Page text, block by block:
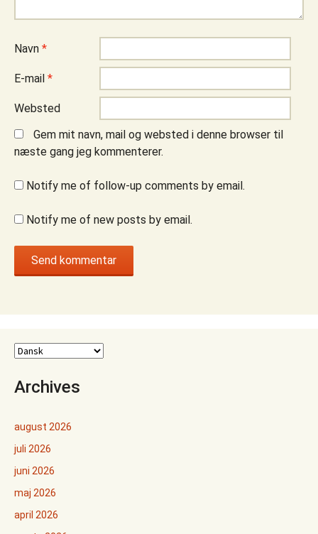
Navn *
E-mail *
Websted
Gem mit navn, mail og websted i denne browser til
næste gang jeg kommenterer.
Notify me of follow-up comments by email.
Notify me of new posts by email.
Archives
august 2026
juli 2026
juni 2026
maj 2026
april 2026